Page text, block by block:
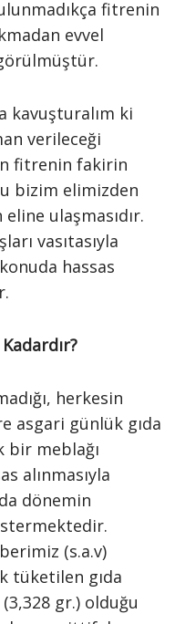
fitrenin
evvel
kavuşturalım ki
verileceği
fitrenin fakirin
bizim elimizden
ulaşmasıdır.
vasıtasıyla
hassas
herkesin
asgari günlük gıda
bir meblağı
alınmasıyla
dönemin
(s.a.v)
tüketilen gıda
gr.) olduğu